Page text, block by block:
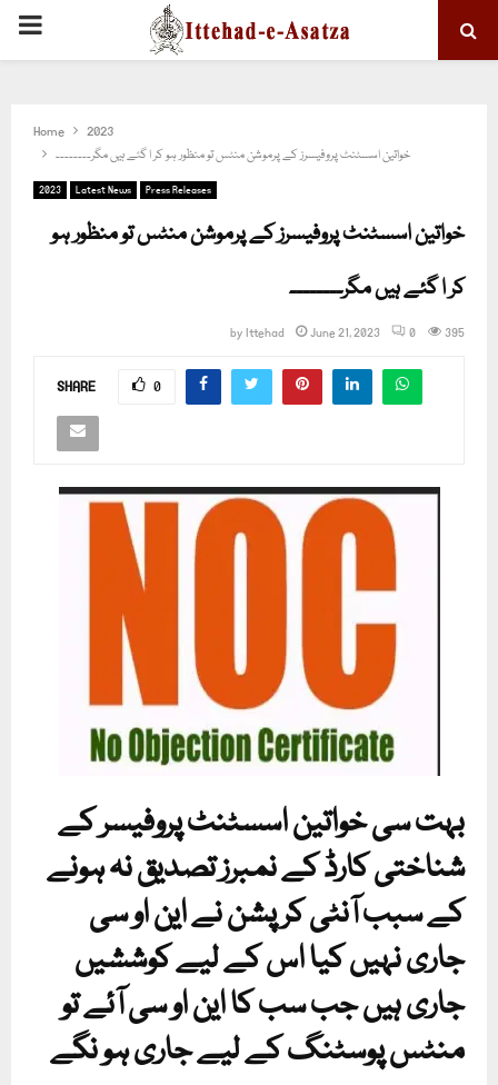
PRIMARY
Home
2023
خواتین اسسٹنٹ پروفیسرز کے پرموشن منٹس تو منظور ہو کر ا گئے ہیں مگر۔۔۔۔۔۔۔۔
2023 Latest News Press Releases
خواتین اسسٹنٹ پروفیسرز کے پرموشن منٹس تو منظور ہو
کر ا گئے ہیں مگر۔۔۔۔۔۔۔۔
byIttehad June 21, 2023 0 395
SHARE 0
بہت سی خواتین اسسٹنٹ پروفیسر کے
شناختی کارڈ کے نمبرز تصدیق نہ ہونے
کے سبب آنٹی کرپشن نے این او سی
جاری نہیں کیا اس کے لیے کوششیں
جاری ہیں جب سب کا این او سی آئے تو
منٹس پوسٹنگ کے لیے جاری ہو نگے